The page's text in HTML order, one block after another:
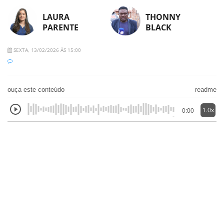
LAURA
PARENTE
THONNY
BLACK
SEXTA, 13/02/2026 ÀS 15:00
ouça este conteúdo readme
0:00 1.0x